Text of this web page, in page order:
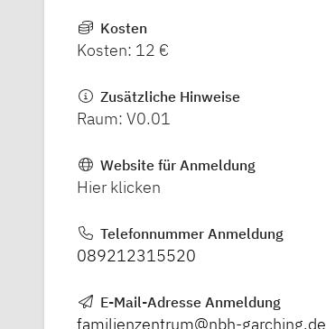
Kosten
Kosten: 12 €
Zusätzliche Hinweise
Raum: V0.01
Website für Anmeldung
Hier klicken
Telefonnummer Anmeldung
089212315520
E-Mail-Adresse Anmeldung
familienzentrum@nbh-garching.de